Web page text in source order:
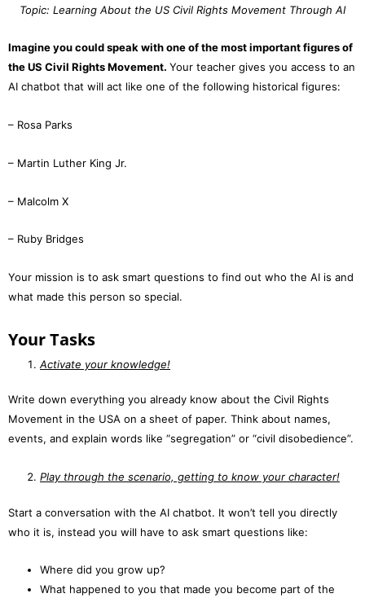
Topic: Learning About the US Civil Rights Movement Through AI
Imagine you could speak with one of the most important figures of
the US Civil Rights Movement. Your teacher gives you access to an
AI chatbot that will act like one of the following historical figures:
– Rosa Parks
– Martin Luther King Jr.
– Malcolm X
– Ruby Bridges
Your mission is to ask smart questions to find out who the AI is and
what made this person so special.
Your Tasks
Activate your knowledge!
Write down everything you already know about the Civil Rights
Movement in the USA on a sheet of paper. Think about names,
events, and explain words like “segregation” or “civil disobedience”.
Play through the scenario, getting to know your character!
Start a conversation with the AI chatbot. It won’t tell you directly
who it is, instead you will have to ask smart questions like:
Where did you grow up?
What happened to you that made you become part of the